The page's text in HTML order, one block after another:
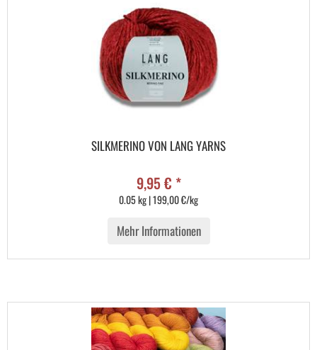
SILKMERINO VON LANG YARNS
9,95 € *
0.05 kg | 199,00 €/kg
Mehr Informationen